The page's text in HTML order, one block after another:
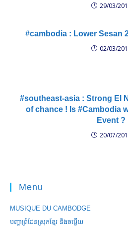
29/03/
#cambodia : Lower Sesan
02/03/
#southeast-asia : Strong El
of chance ! Is #Cambodia
Event ?
20/07/
Menu
MUSIQUE DU CAMBODGE
បញ្ហាព្រំដែនស្រុកខ្មែរ និងចឞ្លើយ